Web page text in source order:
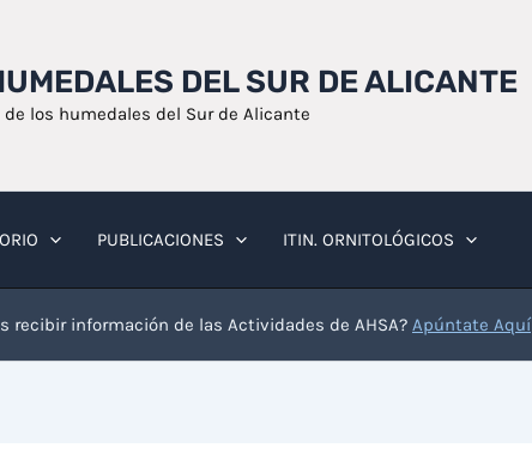
DEL SUR DE ALICANTE
los humedales del Sur de Alicante
PUBLICACIONES ITIN. ORNITOLÓGICOS
recibir información de las Actividades de AHSA? Apúntate Aquí